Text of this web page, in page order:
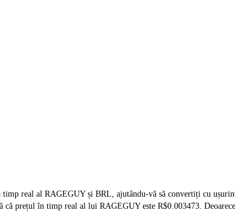
real al RAGEGUY și BRL, ajutându-vă să convertiți cu
că prețul în timp real al lui RAGEGUY este R$0.003473.